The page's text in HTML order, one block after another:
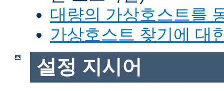
대량의 가상호스트를
가상호스트 찾기에 대
설정 지시어